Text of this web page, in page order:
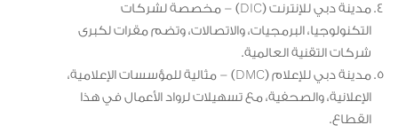
مدينة دبي للإنترنت (DIC) – مخصصة لشركات
التكنولوجيا، البرمجيات، والاتصالات، وتضم مقرات لكبرى
شركات التقنية العالمية.
مدينة دبي للإعلام (DMC) – مثالية للمؤسسات الإعلامية،
الإعلانية، والصحفية، مع تسهيلات لرواد الأعمال في هذا
القطاع.